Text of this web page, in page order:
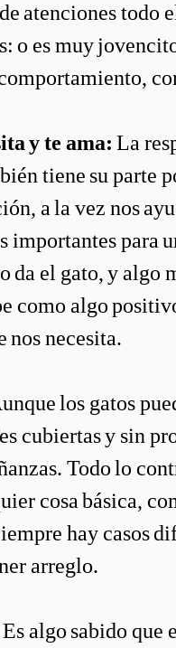
atenciones todo
o es muy
y te ama:La
tiene su parte
a la vez nos
importantes para
da el gato, y algo
como algo
nos necesita.
los gatos
cubiertas y sin
Todo lo
cosa básica,
hay casos
arreglo.
Es algo sabido que